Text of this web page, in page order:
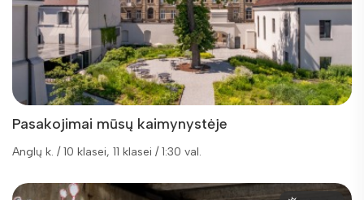
Pasakojimai mūsų kaimynystėje
Anglų k. / 10 klasei, 11 klasei / 1:30 val.